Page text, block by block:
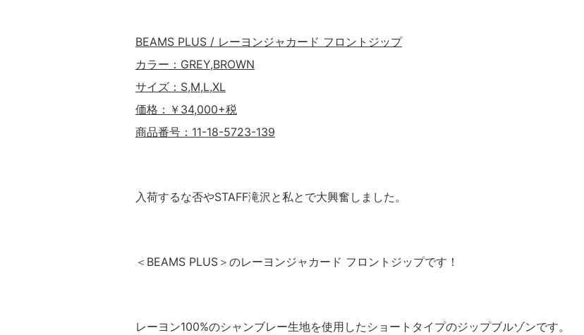
BEAMS PLUS / レーヨンジャカード フロントジップ
カラー：GREY,BROWN
サイズ：S,M,L,XL
価格：￥34,000+税
商品番号：11-18-5723-139
入荷するな否やSTAFF滝沢と私とで大興奮しました。
＜BEAMS PLUS＞のレーヨンジャカード フロントジップです！
レーヨン100%のシャンブレー生地を使用したショートタイプのジップブルゾンです。